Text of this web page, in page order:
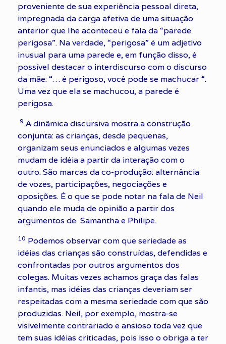
proveniente de sua experiência pessoal direta,
impregnada da carga afetiva de uma situação
anterior que lhe aconteceu e fala da “parede
perigosa”. Na verdade, “perigosa” é um adjetivo
inusual para uma parede e, em função disso, é
possível destacar o interdiscurso com o discurso
da mãe: “… é perigoso, você pode se machucar “.
Uma vez que ela se machucou, a parede é
perigosa.
9 A dinâmica discursiva mostra a construção
conjunta: as crianças, desde pequenas,
organizam seus enunciados e algumas vezes
mudam de idéia a partir da interação com o
outro. São marcas da co-produção: alternância
de vozes, participações, negociações e
oposições. É o que se pode notar na fala de Neil
quando ele muda de opinião a partir dos
argumentos de Samantha e Philipe.
10 Podemos observar com que seriedade as
idéias das crianças são construídas, defendidas e
confrontadas por outros argumentos dos
colegas. Muitas vezes achamos graça das falas
infantis, mas idéias das crianças deveriam ser
respeitadas com a mesma seriedade com que são
produzidas. Neil, por exemplo, mostra-se
visivelmente contrariado e ansioso toda vez que
tem suas idéias criticadas, pois isso o obriga a ter